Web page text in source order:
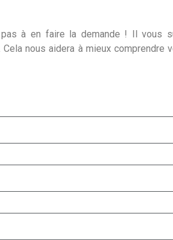
pas à en faire la demande ! Il vous
nous aidera à mieux